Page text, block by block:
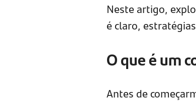
Neste artigo,
é claro,
O que é um
Antes de